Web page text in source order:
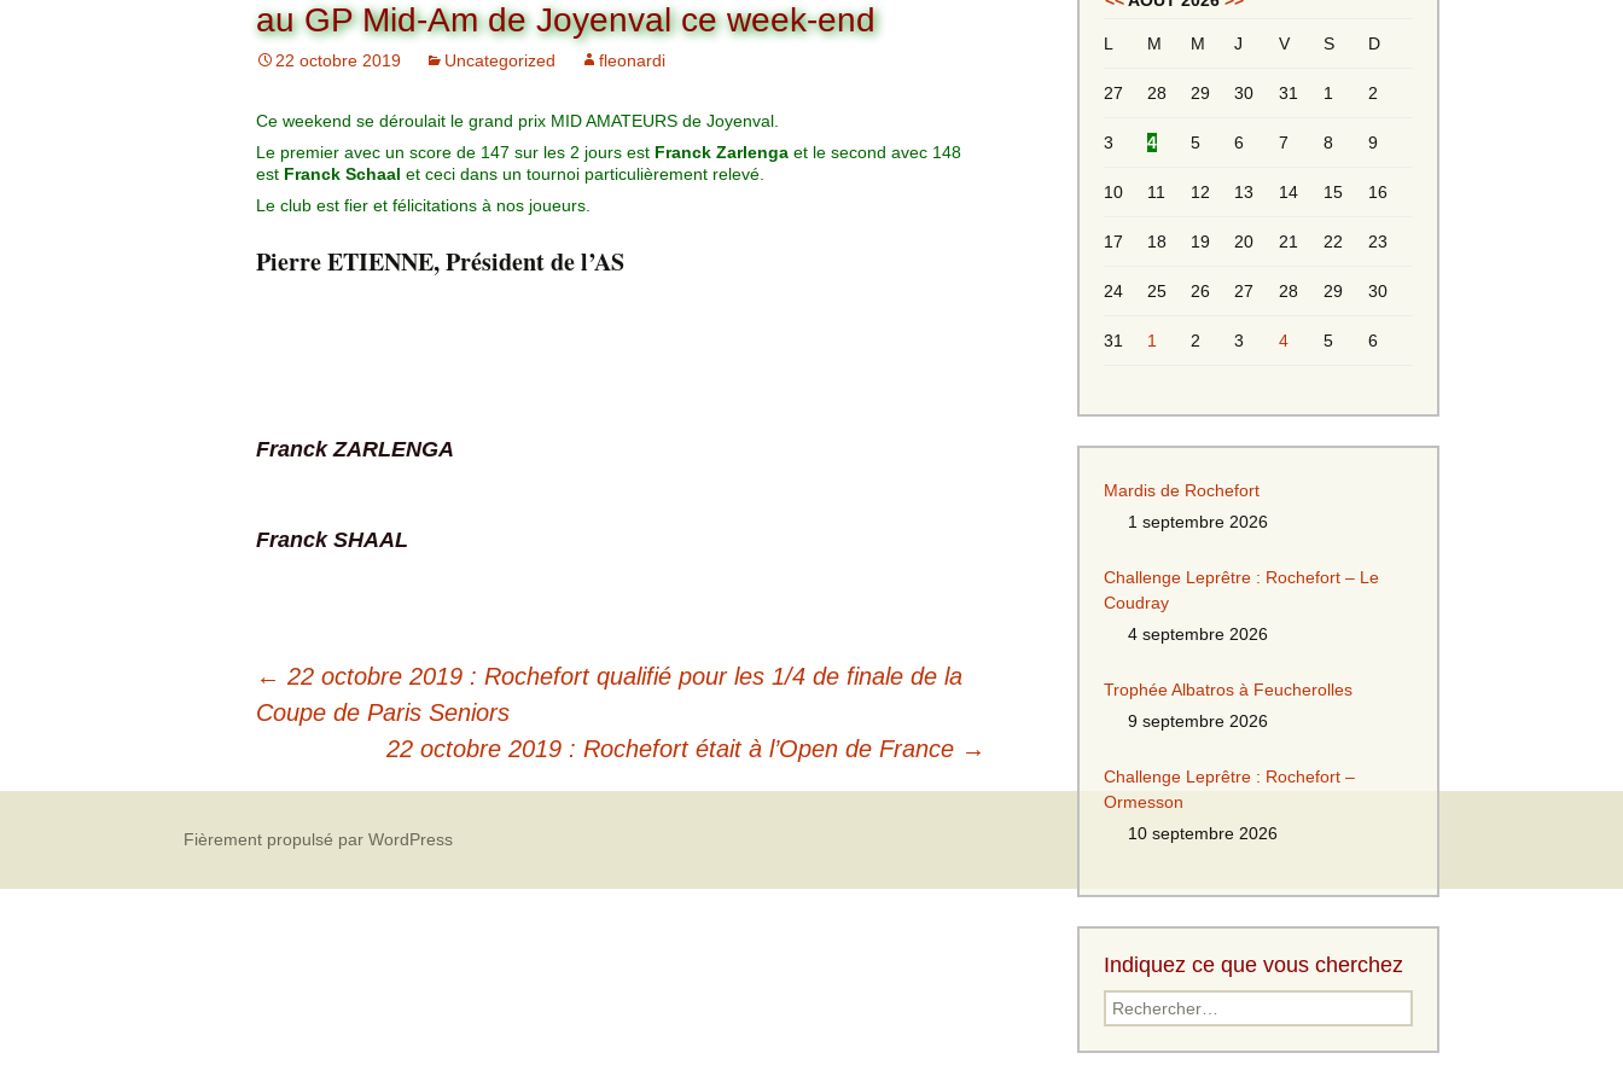
Charte pour les joueurs
des équipes
Organigramme
Commission Loisirs
Commission Sportive
Trophée Triple
Couronne
Coupe de Paris Dames
Championnat interclubs
Equipe Senior
Messieurs
Equipe Mid-Amateurs
Messieurs 2ème série
Messieurs Golden
Brut Dames
Avril
Juin
au GP Mid-Am de Joyenval ce week-end
22 octobre 2019 Uncategorized fleonardi
Ce weekend se déroulait le grand prix MID AMATEURS de Joyenval.
Le premier avec un score de 147 sur les 2 jours est Franck Zarlenga et le second avec 148
est Franck Schaal et ceci dans un tournoi particulièrement relevé.
Le club est fier et félicitations à nos joueurs.
Pierre ETIENNE, Président de l’AS
Franck ZARLENGA
Franck SHAAL
← 22 octobre 2019 : Rochefort qualifié pour les 1/4 de finale de la
Coupe de Paris Seniors
22 octobre 2019 : Rochefort était à l’Open de France →
L M M J V S D
27 28 29 30 31 1 2
3 4 5 6 7 8 9
10 11 12 13 14 15 16
17 18 19 20 21 22 23
24 25 26 27 28 29 30
31 1 2 3 4 5 6
Mardis de Rochefort
1 septembre 2026
Challenge Leprêtre : Rochefort – Le
Coudray
4 septembre 2026
Trophée Albatros à Feucherolles
9 septembre 2026
Challenge Leprêtre : Rochefort –
Ormesson
10 septembre 2026
Indiquez ce que vous cherchez
Fièrement propulsé par WordPress